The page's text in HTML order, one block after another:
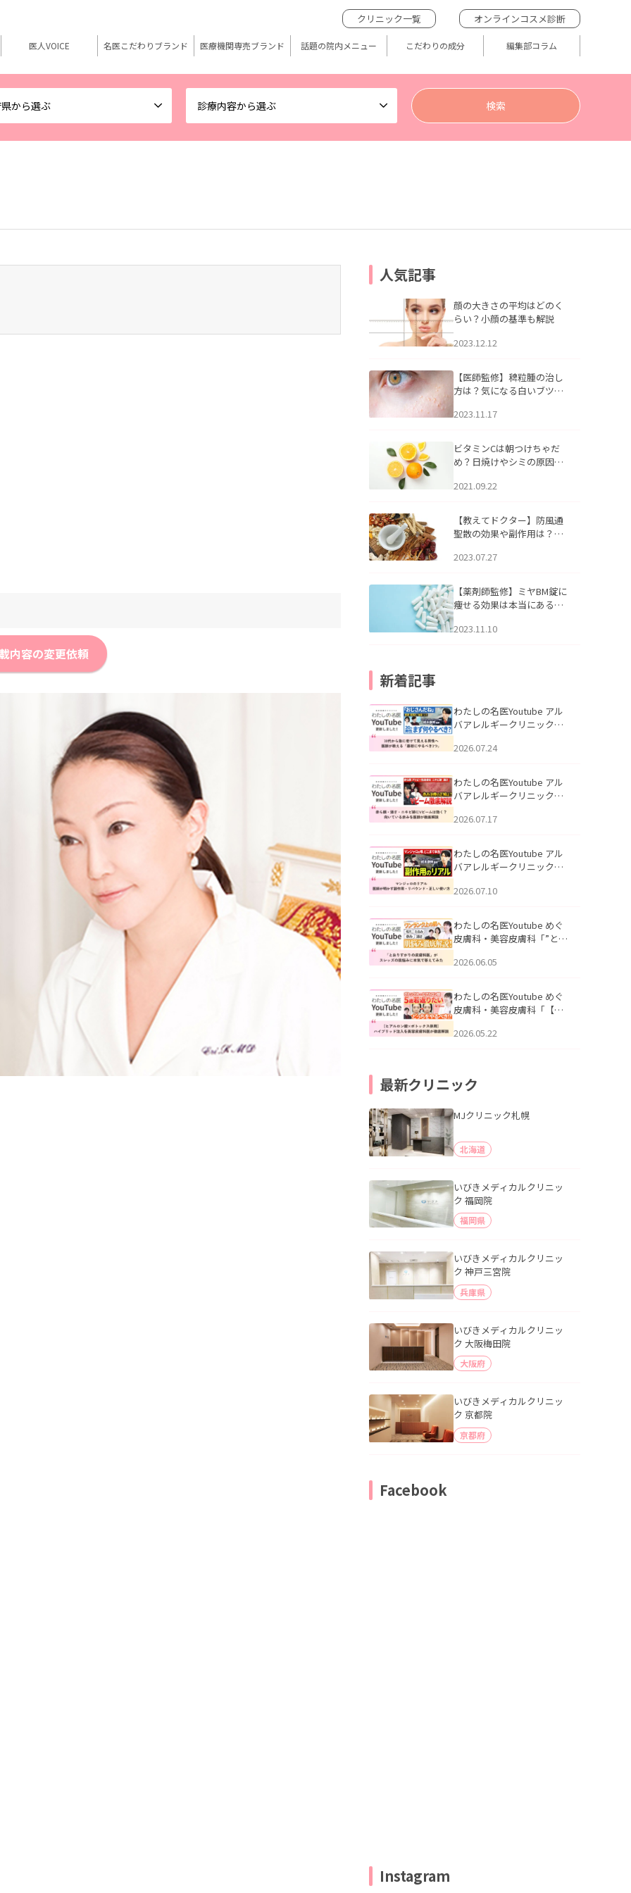
から選ぶ 診療内容から選ぶ
クリニック一覧 オンラインコスメ診断
医人VOICE 名医こだわりブランド 医療機関専売ブランド 話題の院内メニュー こだわりの成分 編集部コラム
内容の変更依頼
人気記事
顔の大きさの平均はどのく
らい？小顔の基準も解説
2023.12.12
【医師監修】稗粒腫の治し
方は？気になる白いブツブ
アについて
2023.11.17
ビタミンCは朝つけちゃだ
め？日焼けやシミの原因に
2021.09.22
【教えてドクター】防風通
聖散の効果や副作用は？長
2023.07.27
【薬剤師監修】ミヤBM錠に
痩せる効果は本当にある
2023.11.10
新着記事
わたしの名医Youtube アル
バアレルギークリニック札
える男性へ｜医師が教える
公開いたしました。
2026.07.24
わたしの名医Youtube アル
バアレルギークリニック札
跡にVビームは効く？向いて
説」を公開いたしました。
2026.07.17
わたしの名医Youtube アル
バアレルギークリニック札
医師が明かす副作用・リバ
公開いたしました。
2026.07.10
わたしの名医Youtube めぐ
皮膚科・美容皮膚科「”とお
ッズの肌悩みに本気で答え
た。
2026.06.05
わたしの名医Youtube めぐ
皮膚科・美容皮膚科「【ヒ
用】ハイブリッド注入を美
2026.05.22
最新クリニック
MJクリニック札幌
北海道
いびきメディカルクリニッ
ク 福岡院
福岡県
いびきメディカルクリニッ
ク 神戸三宮院
兵庫県
いびきメディカルクリニッ
ク 大阪梅田院
大阪府
いびきメディカルクリニッ
ク 京都院
京都府
Facebook
Instagram